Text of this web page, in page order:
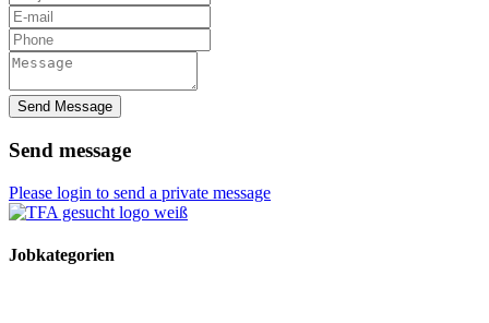
Send Message
Send message
Please login to send a private message
Jobkategorien